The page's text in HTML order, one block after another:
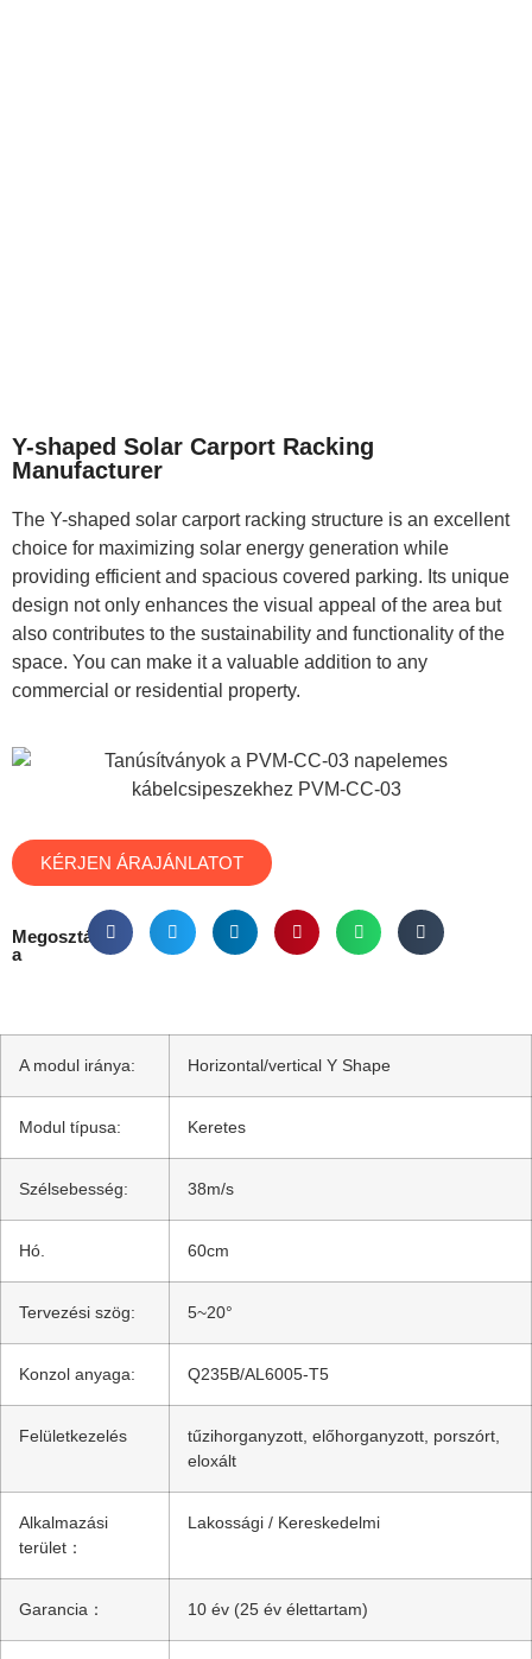
Y-shaped Solar Carport Racking
Manufacturer
The Y-shaped solar carport racking structure is an excellent
choice for maximizing solar energy generation while
providing efficient and spacious covered parking. Its unique
design not only enhances the visual appeal of the area but
also contributes to the sustainability and functionality of the
space. You can make it a valuable addition to any
commercial or residential property.
KÉRJEN ÁRAJÁNLATOT
Megosztás
a
A modul iránya: Horizontal/vertical Y Shape
Modul típusa: Keretes
Szélsebesség: 38m/s
Hó. 60cm
Tervezési szög: 5~20°
Konzol anyaga: Q235B/AL6005-T5
Felületkezelés
tűzihorganyzott, előhorganyzott, porszórt,
eloxált
Alkalmazási
terület：
Lakossági / Kereskedelmi
Garancia： 10 év (25 év élettartam)